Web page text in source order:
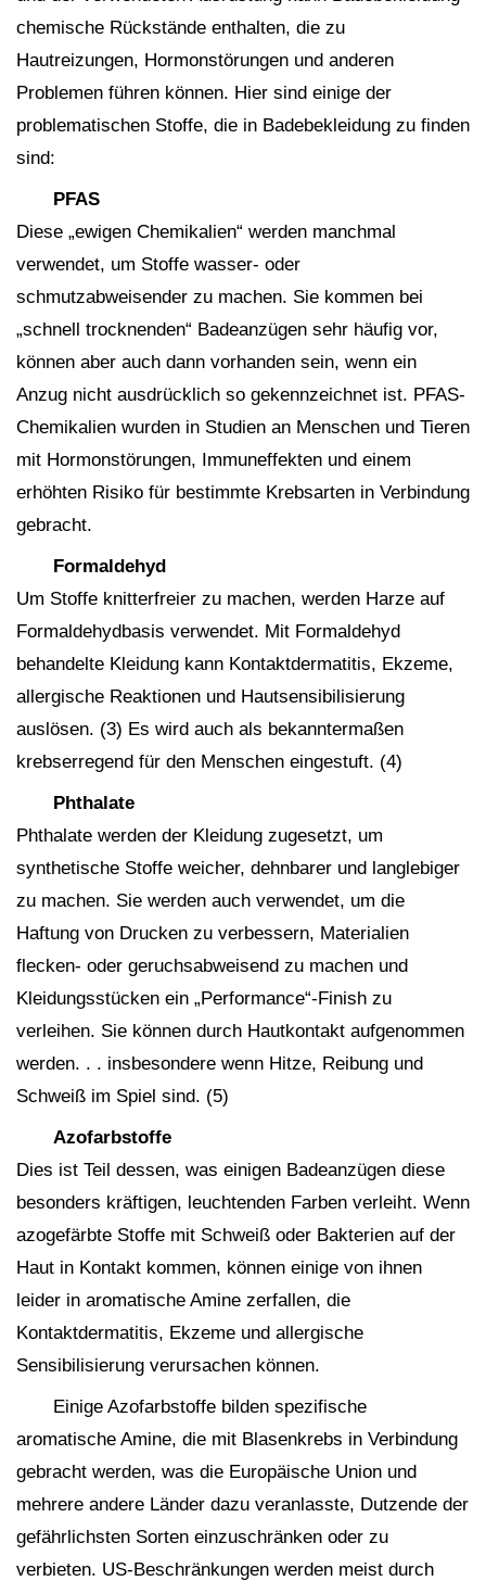
chemische Rückstände enthalten, die zu
Hautreizungen, Hormonstörungen und anderen
Problemen führen können. Hier sind einige der
problematischen Stoffe, die in Badebekleidung zu finden
sind:
PFAS
Diese „ewigen Chemikalien“ werden manchmal
verwendet, um Stoffe wasser- oder
schmutzabweisender zu machen. Sie kommen bei
„schnell trocknenden“ Badeanzügen sehr häufig vor,
können aber auch dann vorhanden sein, wenn ein
Anzug nicht ausdrücklich so gekennzeichnet ist. PFAS-
Chemikalien wurden in Studien an Menschen und Tieren
mit Hormonstörungen, Immuneffekten und einem
erhöhten Risiko für bestimmte Krebsarten in Verbindung
gebracht.
Formaldehyd
Um Stoffe knitterfreier zu machen, werden Harze auf
Formaldehydbasis verwendet. Mit Formaldehyd
behandelte Kleidung kann Kontaktdermatitis, Ekzeme,
allergische Reaktionen und Hautsensibilisierung
auslösen. (3) Es wird auch als bekanntermaßen
krebserregend für den Menschen eingestuft. (4)
Phthalate
Phthalate werden der Kleidung zugesetzt, um
synthetische Stoffe weicher, dehnbarer und langlebiger
zu machen. Sie werden auch verwendet, um die
Haftung von Drucken zu verbessern, Materialien
flecken- oder geruchsabweisend zu machen und
Kleidungsstücken ein „Performance“-Finish zu
verleihen. Sie können durch Hautkontakt aufgenommen
werden. . . insbesondere wenn Hitze, Reibung und
Schweiß im Spiel sind. (5)
Azofarbstoffe
Dies ist Teil dessen, was einigen Badeanzügen diese
besonders kräftigen, leuchtenden Farben verleiht. Wenn
azogefärbte Stoffe mit Schweiß oder Bakterien auf der
Haut in Kontakt kommen, können einige von ihnen
leider in aromatische Amine zerfallen, die
Kontaktdermatitis, Ekzeme und allergische
Sensibilisierung verursachen können.
Einige Azofarbstoffe bilden spezifische
aromatische Amine, die mit Blasenkrebs in Verbindung
gebracht werden, was die Europäische Union und
mehrere andere Länder dazu veranlasste, Dutzende der
gefährlichsten Sorten einzuschränken oder zu
verbieten. US-Beschränkungen werden meist durch